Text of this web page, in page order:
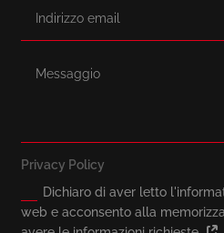
Privacy Policy
Dichiaro di aver letto
web e acconsento alla